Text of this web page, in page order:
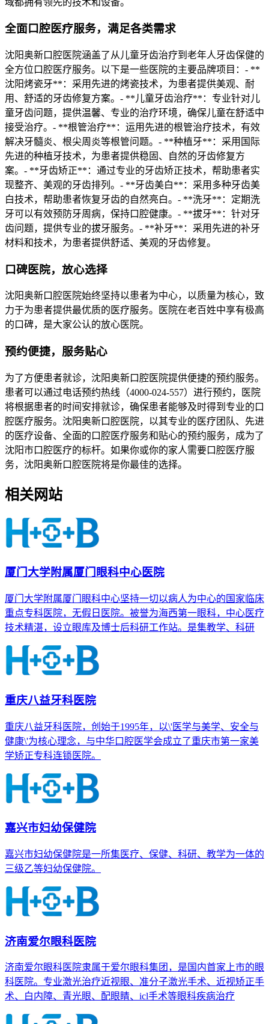
全面口腔医疗服务，满足各类需求
沈阳奥新口腔医院涵盖了从儿童牙齿治疗到老年人牙齿保健的
全方位口腔医疗服务。以下是一些医院的主要品牌项目：- **
沈阳烤瓷牙**：采用先进的烤瓷技术，为患者提供美观、耐
用、舒适的牙齿修复方案。- **儿童牙齿治疗**：专业针对儿
童牙齿问题，提供温馨、专业的治疗环境，确保儿童在舒适中
接受治疗。- **根管治疗**：运用先进的根管治疗技术，有效
解决牙髓炎、根尖周炎等根管问题。- **种植牙**：采用国际
先进的种植牙技术，为患者提供稳固、自然的牙齿修复方
案。- **牙齿矫正**：通过专业的牙齿矫正技术，帮助患者实
现整齐、美观的牙齿排列。- **牙齿美白**：采用多种牙齿美
白技术，帮助患者恢复牙齿的自然亮白。- **洗牙**：定期洗
牙可以有效预防牙周病，保持口腔健康。- **拔牙**：针对牙
齿问题，提供专业的拔牙服务。- **补牙**：采用先进的补牙
材料和技术，为患者提供舒适、美观的牙齿修复。
口碑医院，放心选择
沈阳奥新口腔医院始终坚持以患者为中心，以质量为核心，致
力于为患者提供最优质的医疗服务。医院在老百姓中享有极高
的口碑，是大家公认的放心医院。
预约便捷，服务贴心
为了方便患者就诊，沈阳奥新口腔医院提供便捷的预约服务。
患者可以通过电话预约热线（4000-024-557）进行预约，医院
将根据患者的时间安排就诊，确保患者能够及时得到专业的口
腔医疗服务。沈阳奥新口腔医院，以其专业的医疗团队、先进
的医疗设备、全面的口腔医疗服务和贴心的预约服务，成为了
沈阳市口腔医疗的标杆。如果你或你的家人需要口腔医疗服
务，沈阳奥新口腔医院将是你最佳的选择。
相关网站
厦门大学附属厦门眼科中心医院
厦门大学附属厦门眼科中心坚持一切以病人为中心的国家临床
重点专科医院，无假日医院。被誉为海西第一眼科，中心医疗
技术精湛，设立眼库及博士后科研工作站。是集教学、科研
重庆八益牙科医院
重庆八益牙科医院，创始于1995年，以\'医学与美学、安全与
健康\'为核心理念，与中华口腔医学会成立了重庆市第一家美
学矫正专科连锁医院。
嘉兴市妇幼保健院
嘉兴市妇幼保健院是一所集医疗、保健、科研、教学为一体的
三级乙等妇幼保健院。
济南爱尔眼科医院
济南爱尔眼科医院隶属于爱尔眼科集团，是国内首家上市的眼
科医院。专业激光治疗近视眼、准分子激光手术、近视矫正手
术、白内障、青光眼、配眼睛、icl手术等眼科疾病治疗